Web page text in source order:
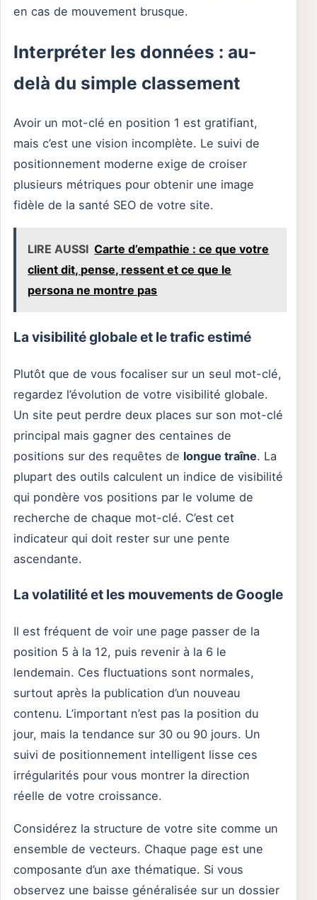
en cas de mouvement brusque.
Interpréter les données : au-
delà du simple classement
Avoir un mot-clé en position 1 est gratifiant,
mais c’est une vision incomplète. Le suivi de
positionnement moderne exige de croiser
plusieurs métriques pour obtenir une image
fidèle de la santé SEO de votre site.
LIRE AUSSI Carte d’empathie : ce que votre
client dit, pense, ressent et ce que le
persona ne montre pas
La visibilité globale et le trafic estimé
Plutôt que de vous focaliser sur un seul mot-clé,
regardez l’évolution de votre visibilité globale.
Un site peut perdre deux places sur son mot-clé
principal mais gagner des centaines de
positions sur des requêtes de longue traîne. La
plupart des outils calculent un indice de visibilité
qui pondère vos positions par le volume de
recherche de chaque mot-clé. C’est cet
indicateur qui doit rester sur une pente
ascendante.
La volatilité et les mouvements de Google
Il est fréquent de voir une page passer de la
position 5 à la 12, puis revenir à la 6 le
lendemain. Ces fluctuations sont normales,
surtout après la publication d’un nouveau
contenu. L’important n’est pas la position du
jour, mais la tendance sur 30 ou 90 jours. Un
suivi de positionnement intelligent lisse ces
irrégularités pour vous montrer la direction
réelle de votre croissance.
Considérez la structure de votre site comme un
ensemble de vecteurs. Chaque page est une
composante d’un axe thématique. Si vous
observez une baisse généralisée sur un dossier